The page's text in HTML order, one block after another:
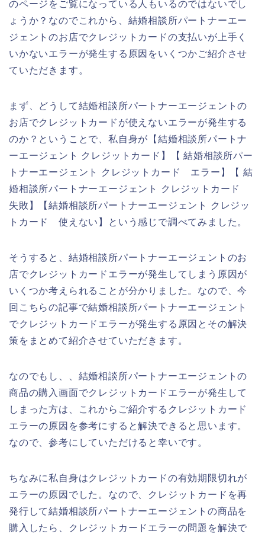
のページをご覧になっている人もいるのではないでし
ょうか？なのでこれから、結婚相談所パートナーエー
ジェントのお店でクレジットカードの支払いが上手く
いかないエラーが発生する原因をいくつかご紹介させ
ていただきます。
まず、どうして結婚相談所パートナーエージェントの
お店でクレジットカードが使えないエラーが発生する
のか？ということで、私自身が【結婚相談所パートナ
ーエージェント クレジットカード】【 結婚相談所パー
トナーエージェント クレジットカード エラー】【 結
婚相談所パートナーエージェント クレジットカード
失敗】【結婚相談所パートナーエージェント クレジッ
トカード 使えない】という感じで調べてみました。
そうすると、結婚相談所パートナーエージェントのお
店でクレジットカードエラーが発生してしまう原因が
いくつか考えられることが分かりました。なので、今
回こちらの記事で結婚相談所パートナーエージェント
でクレジットカードエラーが発生する原因とその解決
策をまとめて紹介させていただきます。
なのでもし、、結婚相談所パートナーエージェントの
商品の購入画面でクレジットカードエラーが発生して
しまった方は、これからご紹介するクレジットカード
エラーの原因を参考にすると解決できると思います。
なので、参考にしていただけると幸いです。
ちなみに私自身はクレジットカードの有効期限切れが
エラーの原因でした。なので、クレジットカードを再
発行して結婚相談所パートナーエージェントの商品を
購入したら、クレジットカードエラーの問題を解決で